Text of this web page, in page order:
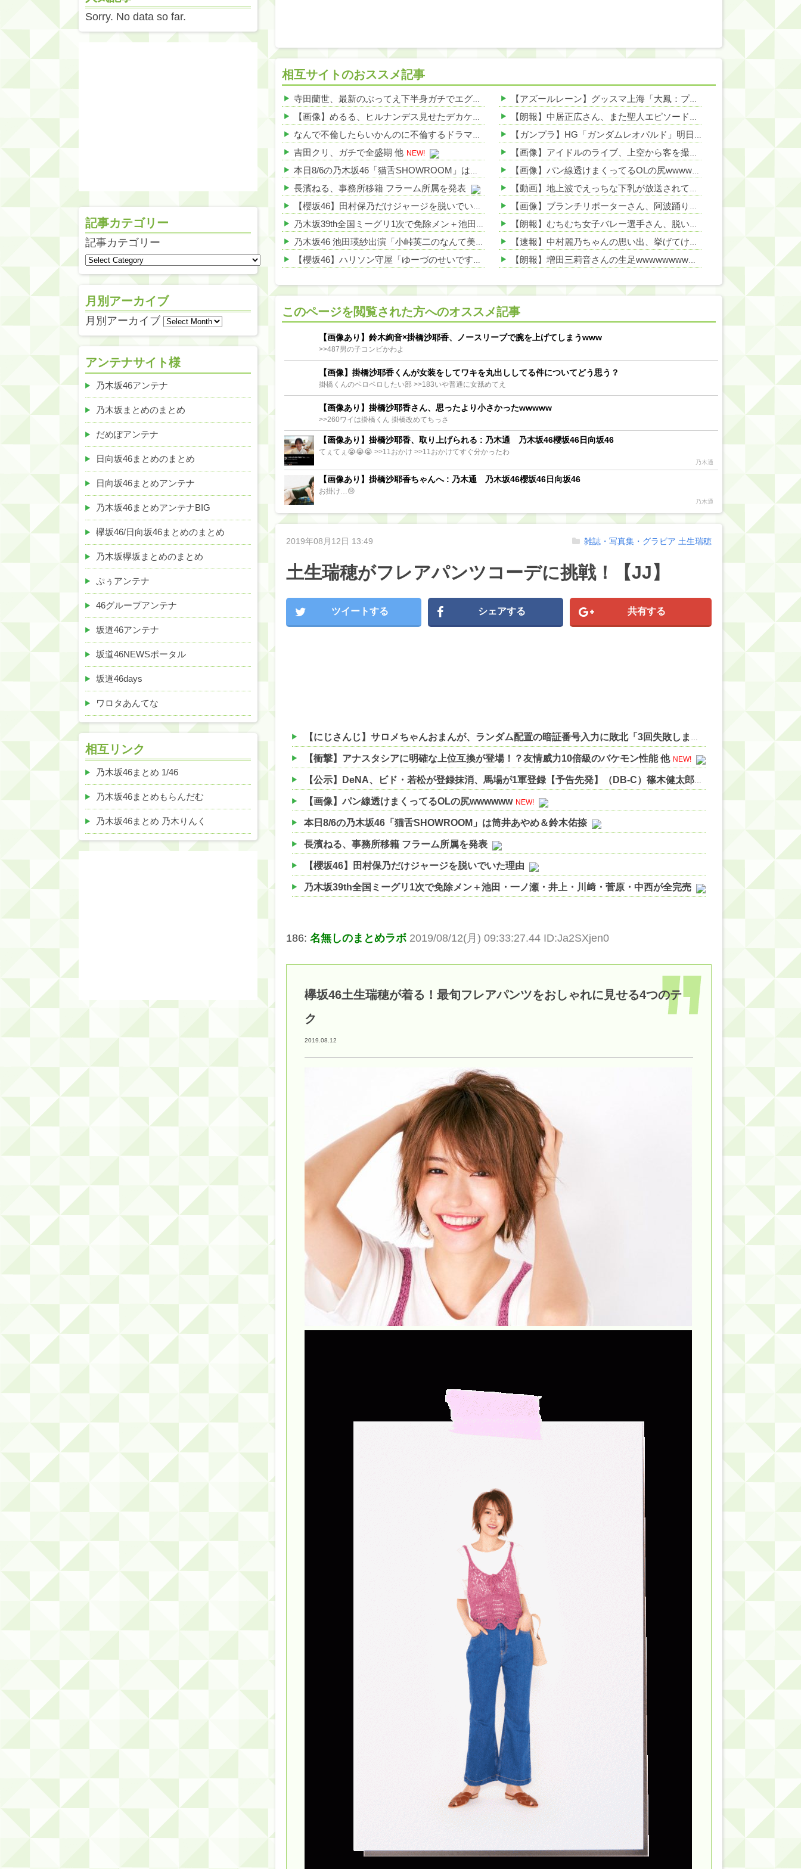
相互サイトのおススメ記事
寺田蘭世、最新のぶってえ下半身ガチでエグいって・・・ 他 NEW!
【画像】めるる、ヒルナンデス見せたデカケツがそそる 他 NEW!
なんで不倫したらいかんのに不倫するドラマが流行るんや？ 他 NEW!
吉田クリ、ガチで全盛期 他 NEW!
本日8/6の乃木坂46「猫舌SHOWROOM」は筒井あやめ＆鈴木佑捺
長濱ねる、事務所移籍 フラーム所属を発表
【櫻坂46】田村保乃だけジャージを脱いでいた理由
乃木坂39th全国ミーグリ1次で免除メン＋池田・一ノ瀬・井上・川﨑・菅原・中西が全完売
乃木坂46 池田瑛紗出演「小峠英二のなんて美だ！」テーマ：徳川家康【2025.8.5 24:00〜 TOKYO MX】
【櫻坂46】ハリソン守屋「ゆーづのせいです」【ラヴィット!】
【日向坂46】この月、何かあるのか！？『お願いバッハ！』ミーグリ日程がこちら
Powered by livedoor 相互RSS
【アズールレーン】グッスマ上海「大鳳：プライベート・クォーターズVer.」フィギュア【原型公開】
【朗報】中居正広さん、また聖人エピソードが追加されるｗｗｗｗｗ
【ガンプラ】HG「ガンダムレオパルド」明日発売【試作・パッケージ画像追加】
【画像】アイドルのライブ、上空から客を撮影した結果wwwwwww
【画像】パン線透けまくってるOLの尻wwwwww
【動画】地上波でえっちな下乳が放送されてしまうwww
【画像】ブランチリポーターさん、阿波踊りでワキ祭り NEW!
【朗報】むちむち女子バレー選手さん、脱いでしまう💕（画像あり）
【速報】中村麗乃ちゃんの思い出、挙げてけwwwwwwwwwww
【朗報】増田三莉音さんの生足wwwwwwwwwwww
乃木坂46『オリコン上半期SG1位獲得!!』←もうこれ今が全盛期だろwwwwww
Powered by livedoor 相互RSS
このページを閲覧された方へのオススメ記事
【画像あり】鈴木絢音×掛橋沙耶香、ノースリーブで腕を上げてしまうwww
>>487男の子コンビかわよ
【画像】掛橋沙耶香くんが女装をしてワキを丸出ししてる件についてどう思う？
掛橋くんのペロペロしたい部 >>183いや普通に女舐めてえ
【画像あり】掛橋沙耶香さん、思ったより小さかったwwwww
>>260ワイは掛橋くん 掛橋改めてちっさ
【画像あり】掛橋沙耶香、取り上げられる : 乃木通 乃木坂46櫻坂46日向坂46
てぇてぇ😭😭😭 >>11おかけ >>11おかけてすぐ分かったわ
乃木通
【画像あり】掛橋沙耶香ちゃんへ : 乃木通 乃木坂46櫻坂46日向坂46
お掛け…😢
乃木通
2019年08月12日 13:49
土生瑞穂がフレアパンツコーデに挑戦！【JJ】
雑誌・写真集・グラビア 土生瑞穂
ツイートする シェアする 共有する
【にじさんじ】サロメちゃんおまんが、ランダム配置の暗証番号入力に敗北「3回失敗しましたわ」 他
【衝撃】アナスタシアに明確な上位互換が登場！？友情威力10倍級のバケモン性能 他 NEW!
【公示】DeNA、ビド・若松が登録抹消、馬場が1軍登録【予告先発】（DB-C）篠木健太郎×斉藤優汰、中6篠木の登場で竹田祐先送り、3戦目は1軍合流の片山 他
【画像】パン線透けまくってるOLの尻wwwwww NEW!
本日8/6の乃木坂46「猫舌SHOWROOM」は筒井あやめ＆鈴木佑捺
長濱ねる、事務所移籍 フラーム所属を発表
【櫻坂46】田村保乃だけジャージを脱いでいた理由
乃木坂39th全国ミーグリ1次で免除メン＋池田・一ノ瀬・井上・川﨑・菅原・中西が全完売
【櫻坂46】ミーグリで喧嘩！？山下瞳月、これはマジギレしてる
【朗報】増田三莉音さんの生足wwwwwwwwwwww
【朗報】増田三莉音さんの生足wwwwwwwwwwww
【川﨑桜】まあ、でも筑駒は断れないだろ？
筒井あやめ、アレをチラリ。こういう偶然の方が官能的だよな？
186: 名無しのまとめラボ 2019/08/12(月) 09:33:27.44 ID:Ja2SXjen0
欅坂46土生瑞穂が着る！最旬フレアパンツをおしゃれに見せる4つのテ
ク
2019.08.12
Sorry. No data so far.
記事カテゴリー
記事カテゴリー
月別アーカイブ
月別アーカイブ
アンテナサイト様
乃木坂46アンテナ
乃木坂まとめのまとめ
だめぽアンテナ
日向坂46まとめのまとめ
日向坂46まとめアンテナ
乃木坂46まとめアンテナBIG
欅坂46/日向坂46まとめのまとめ
乃木坂欅坂まとめのまとめ
ぷぅアンテナ
46グループアンテナ
坂道46アンテナ
坂道46NEWSポータル
坂道46days
ワロタあんてな
相互リンク
乃木坂46まとめ 1/46
乃木坂46まとめもらんだむ
乃木坂46まとめ 乃木りんく